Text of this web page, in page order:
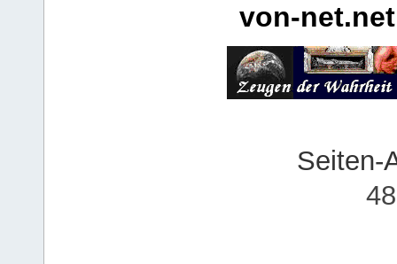
von-net.net
Seiten-